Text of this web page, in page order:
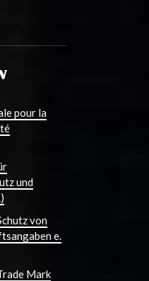
pour la
und
von
e.
Mark